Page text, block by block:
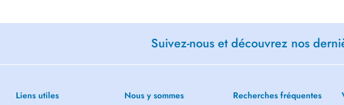
Suivez-nous et découvrez nos
Liens utiles Nous y sommes Recherches fréquentes